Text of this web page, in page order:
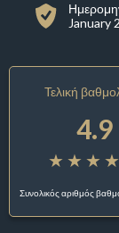
January
Τελική
4.9
Συνολικός αριθμός